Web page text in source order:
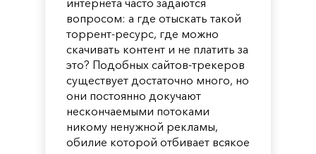
вопросом: а где отыскать такой
торрент-ресурс, где можно
скачивать контент и не платить за
это? Подобных сайтов-трекеров
существует достаточно много, но
они постоянно докучают
нескончаемыми потоками
никому ненужной рекламы,
обилие которой отбивает всякое